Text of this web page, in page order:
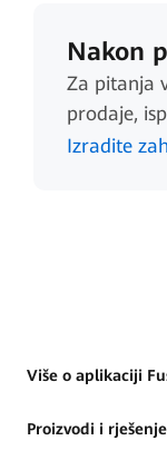
Nakon
Za pitanja
prodaje,
Izradite
Više o aplikaciji
Proizvodi i rješenje